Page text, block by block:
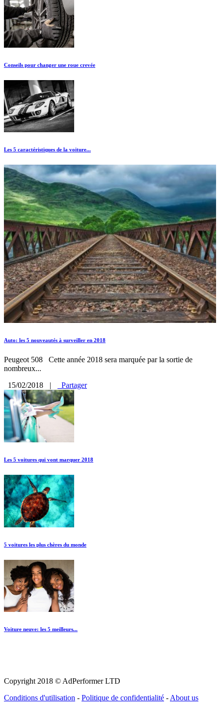
Conseils pour changer une roue crevée
Les 5 caractéristiques de la voiture...
Auto: les 5 nouveautés à surveiller en 2018
Peugeot 508 Cette année 2018 sera marquée par la sortie de
nombreux...
15/02/2018
| Partager
Les 5 voitures qui vont marquer 2018
5 voitures les plus chères du monde
Voiture neuve: les 5 meilleurs...
Copyright 2018 © AdPerformer LTD
Conditions d'utilisation - Politique de confidentialité - About us